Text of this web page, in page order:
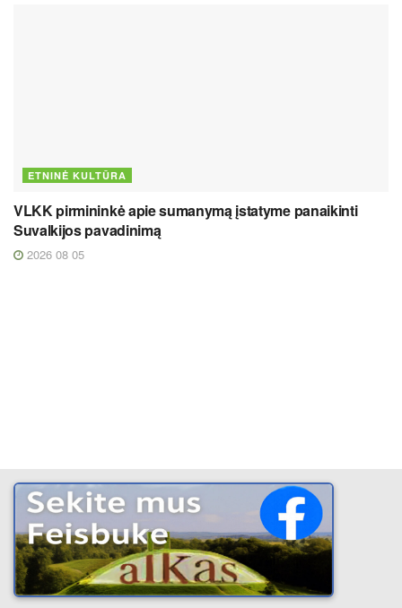
ETNINĖ KULTŪRA
VLKK pirmininkė apie sumanymą įstatyme panaikinti
Suvalkijos pavadinimą
2026 08 05